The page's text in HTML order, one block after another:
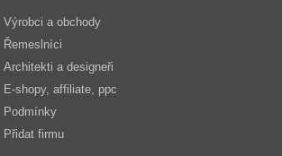
Výrobci a obchody
Řemeslníci
Architekti a designeři
E-shopy, affiliate, ppc
Podmínky
Přidat firmu